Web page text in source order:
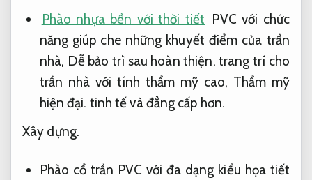
Phào nhựa bền với thời tiết PVC với chức
năng giúp che những khuyết điểm của trần
nhà, Dễ bảo trì sau hoàn thiện. trang trí cho
trần nhà với tính thẩm mỹ cao, Thẩm mỹ
hiện đại. tinh tế và đẳng cấp hơn.
Xây dựng.
Phào cổ trần PVC với đa dạng kiểu họa tiết